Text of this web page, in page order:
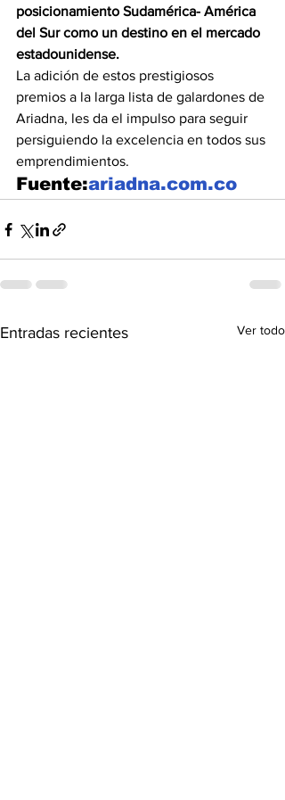
posicionamiento Sudamérica- América
del Sur como un destino en el mercado
estadounidense.
La adición de estos prestigiosos
premios a la larga lista de galardones de
Ariadna, les da el impulso para seguir
persiguiendo la excelencia en todos sus
emprendimientos.
Fuente:ariadna.com.co
Entradas recientes Ver todo